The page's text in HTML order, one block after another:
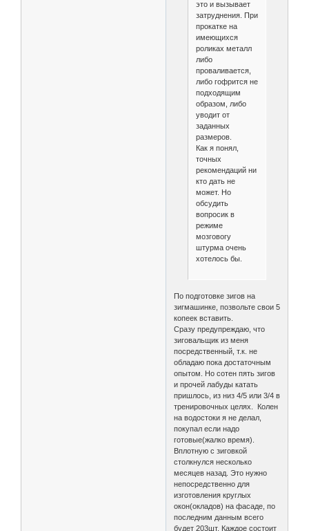
это и вызывает
затруднения. При
прокатке на
имеющихся
роликах металл
либо
проваливается,
либо гофрится не
подходящим
образом, либо
уводит от
заданных
размеров.
Как я понял,
точных
рекомендаций ни
кто дать не
может. Но
обсудить
вопросик в
режиме
мозговогу
штурма очень
хотелось бы.
По подготовке зигов на
зигмашинке, позвольте свои 5
копеек вставить.
Сразу предупреждаю, что
зиговальщик из меня
посредственный, т.к. не
обладаю пока достаточным
опытом. Но сотен пять зигов
и прочей лабуды катать
пришлось, из низ 4/5 или 3/4 в
тренировочных целях. Колен
на водостоки я не делал,
покупал если надо
готовые(жалко время).
Вплотную с зиговкой
столкнулся несколько
месяцев назад. Это нужно
непосредственно для
изготовления круглых
окон(окладов) на фасаде, по
последним данным всего
будет 203шт. Каждое состоит